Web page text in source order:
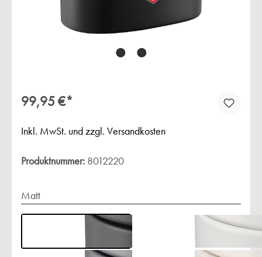
99,95 €*
Inkl. MwSt. und zzgl. Versandkosten
Produktnummer: 8012220
Matt